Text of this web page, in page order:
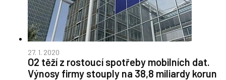
27. 1. 2020
O2 těží z rostoucí spotřeby mobilních dat.
Výnosy firmy stouply na 38,8 miliardy korun